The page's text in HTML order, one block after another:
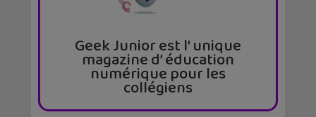
Geek Junior est l’ unique
magazine d’ éducation
numérique pour les
collégiens